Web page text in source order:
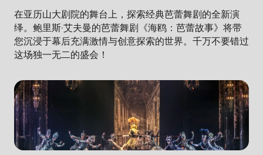
在亚历山大剧院的舞台上，探索经典芭蕾舞剧的全新演
绎。鲍里斯·艾夫曼的芭蕾舞剧《海鸥：芭蕾故事》将带
您沉浸于幕后充满激情与创意探索的世界。千万不要错过
这场独一无二的盛会！